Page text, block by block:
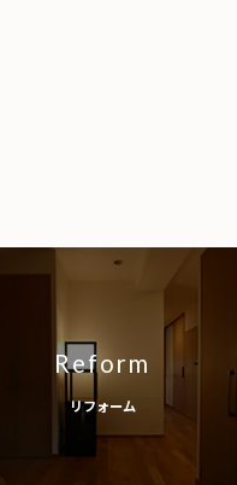
Reform
リフォーム